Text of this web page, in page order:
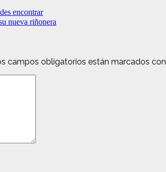
encontrar
nueva riñonera
campos obligatorios están marcados con